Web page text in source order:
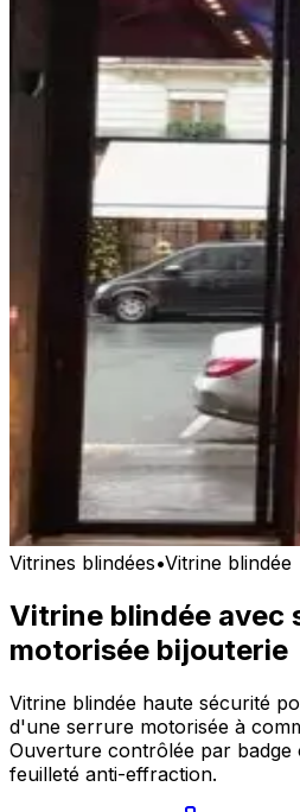
Vitrines blindées•Vitrine blindée
Vitrine blindée avec
motorisée bijouterie
Vitrine blindée haute sécurité
d'une serrure motorisée à
Ouverture contrôlée par
feuilleté anti-effraction.